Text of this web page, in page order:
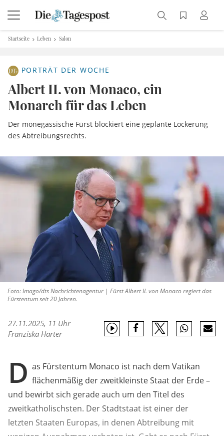
Startseite Leben Salon
PORTRÄT DER WOCHE
Albert II. von Monaco, ein
Monarch für das Leben
Der monegassische Fürst blockiert eine geplante Lockerung
des Abtreibungsrechts.
Foto: Imago/dts Nachrichtenagentur | Fürst Albert II. von Monaco regiert das
Fürstentum seit 20 Jahren.
27.11.2025, 11 Uhr
Franziska Harter
D as Fürstentum Monaco ist nach dem Vatikan
flächenmäßig der zweitkleinste Staat der Erde –
und bewirbt sich gerade auch um den Titel des
zweitkatholischsten. Der Stadtstaat ist einer der
letzten Staaten Europas, in denen Abtreibung mit